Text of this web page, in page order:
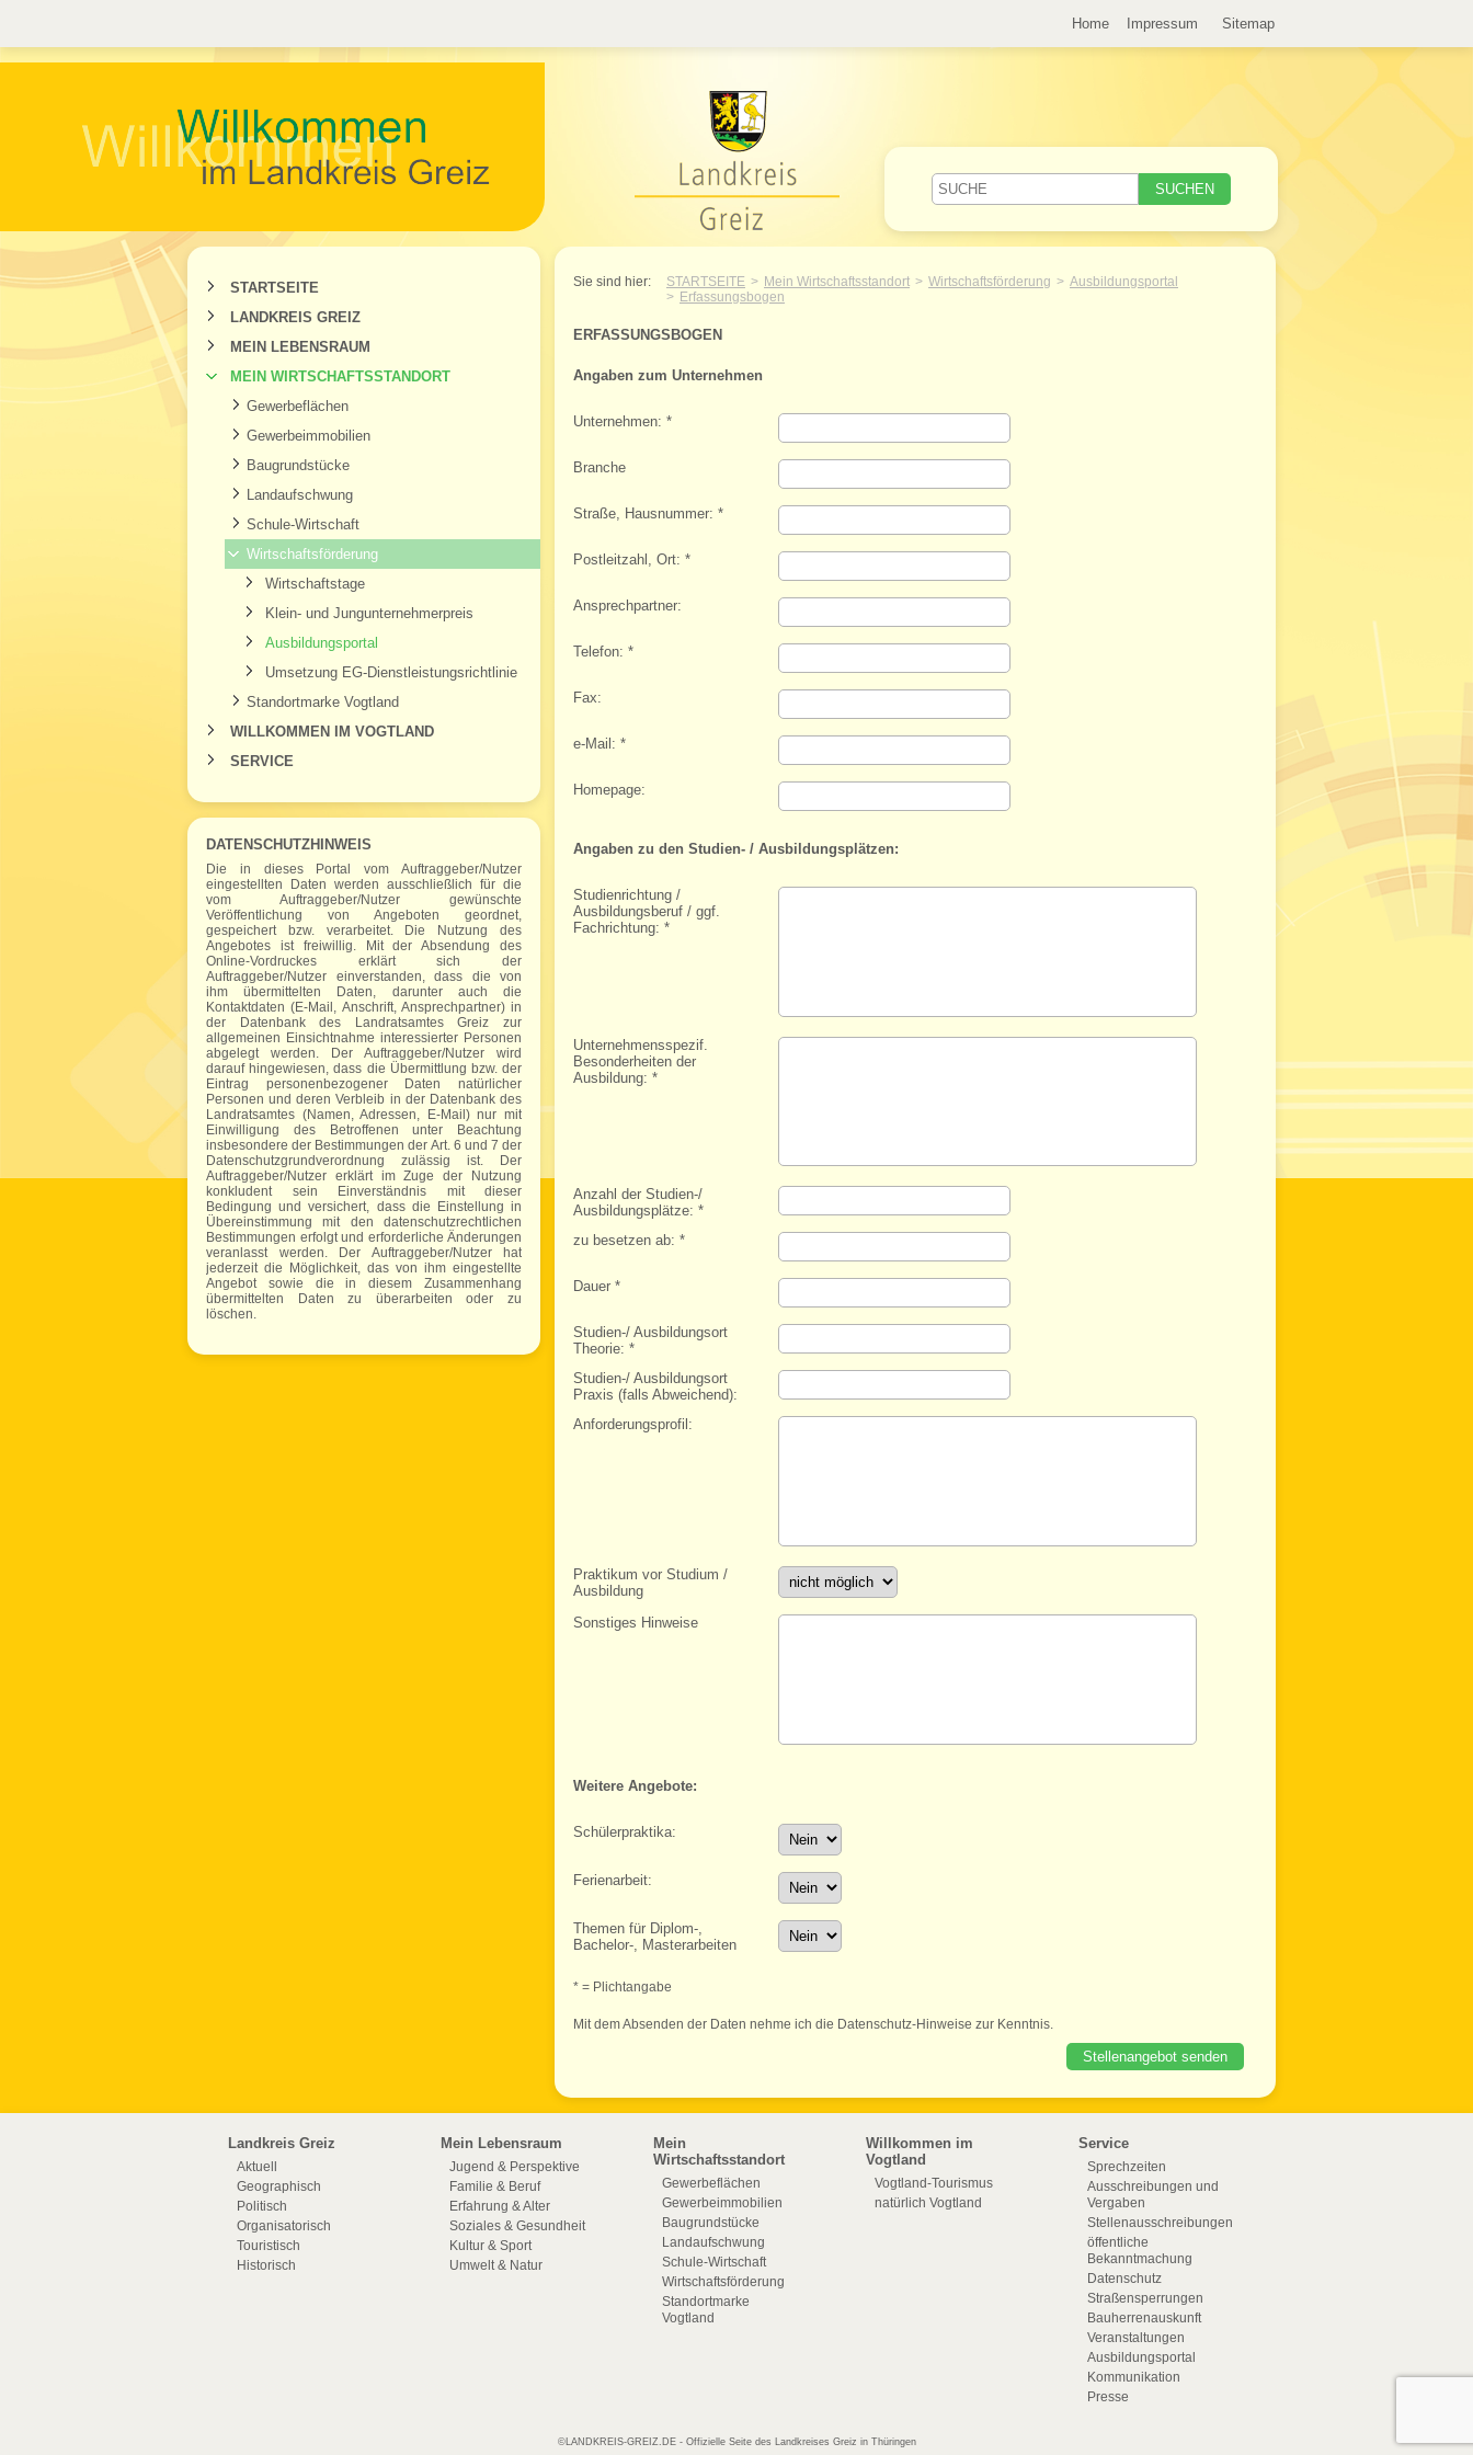
Home Impressum Sitemap
STARTSEITE
LANDKREIS GREIZ
MEIN LEBENSRAUM
MEIN WIRTSCHAFTSSTANDORT
Gewerbeflächen
Gewerbeimmobilien
Baugrundstücke
Landaufschwung
Schule-Wirtschaft
Wirtschaftsförderung
Wirtschaftstage
Klein- und Jungunternehmerpreis
Ausbildungsportal
Umsetzung EG-Dienstleistungsrichtlinie
Standortmarke Vogtland
WILLKOMMEN IM VOGTLAND
SERVICE
DATENSCHUTZHINWEIS
Die in dieses Portal vom Auftraggeber/Nutzer
eingestellten Daten werden ausschließlich für die
vom Auftraggeber/Nutzer gewünschte
Veröffentlichung von Angeboten geordnet,
gespeichert bzw. verarbeitet. Die Nutzung des
Angebotes ist freiwillig. Mit der Absendung des
Online-Vordruckes erklärt sich der
Auftraggeber/Nutzer einverstanden, dass die von
ihm übermittelten Daten, darunter auch die
Kontaktdaten (E-Mail, Anschrift, Ansprechpartner) in
der Datenbank des Landratsamtes Greiz zur
allgemeinen Einsichtnahme interessierter Personen
abgelegt werden. Der Auftraggeber/Nutzer wird
darauf hingewiesen, dass die Übermittlung bzw. der
Eintrag personenbezogener Daten natürlicher
Personen und deren Verbleib in der Datenbank des
Landratsamtes (Namen, Adressen, E-Mail) nur mit
Einwilligung des Betroffenen unter Beachtung
insbesondere der Bestimmungen der Art. 6 und 7 der
Datenschutzgrundverordnung zulässig ist. Der
Auftraggeber/Nutzer erklärt im Zuge der Nutzung
konkludent sein Einverständnis mit dieser
Bedingung und versichert, dass die Einstellung in
Übereinstimmung mit den datenschutzrechtlichen
Bestimmungen erfolgt und erforderliche Änderungen
veranlasst werden. Der Auftraggeber/Nutzer hat
jederzeit die Möglichkeit, das von ihm eingestellte
Angebot sowie die in diesem Zusammenhang
übermittelten Daten zu überarbeiten oder zu
löschen.
Sie sind hier: STARTSEITE Mein Wirtschaftsstandort Wirtschaftsförderung
Ausbildungsportal
Erfassungsbogen
ERFASSUNGSBOGEN
Angaben zum Unternehmen
Unternehmen: *
Branche
Straße, Hausnummer: *
Postleitzahl, Ort: *
Ansprechpartner:
Telefon: *
Fax:
e-Mail: *
Homepage:
Angaben zu den Studien- / Ausbildungsplätzen:
Studienrichtung /
Ausbildungsberuf / ggf.
Fachrichtung: *
Unternehmensspezif.
Besonderheiten der
Ausbildung: *
Anzahl der Studien-/
Ausbildungsplätze: *
zu besetzen ab: *
Dauer *
Studien-/ Ausbildungsort
Theorie: *
Studien-/ Ausbildungsort
Praxis (falls Abweichend):
Anforderungsprofil:
Praktikum vor Studium /
Ausbildung
Sonstiges Hinweise
Weitere Angebote:
Schülerpraktika:
Ferienarbeit:
Themen für Diplom-,
Bachelor-, Masterarbeiten
* = Plichtangabe
Mit dem Absenden der Daten nehme ich die Datenschutz-Hinweise zur Kenntnis.
Stellenangebot senden
Landkreis Greiz
Aktuell
Geographisch
Politisch
Organisatorisch
Touristisch
Historisch
Mein Lebensraum
Jugend & Perspektive
Familie & Beruf
Erfahrung & Alter
Soziales & Gesundheit
Kultur & Sport
Umwelt & Natur
Mein
Wirtschaftsstandort
Gewerbeflächen
Gewerbeimmobilien
Baugrundstücke
Landaufschwung
Schule-Wirtschaft
Wirtschaftsförderung
Standortmarke
Vogtland
Willkommen im
Vogtland
Vogtland-Tourismus
natürlich Vogtland
Service
Sprechzeiten
Ausschreibungen und
Vergaben
Stellenausschreibungen
öffentliche
Bekanntmachung
Datenschutz
Straßensperrungen
Bauherrenauskunft
Veranstaltungen
Ausbildungsportal
Kommunikation
Presse
©LANDKREIS-GREIZ.DE - Offizielle Seite des Landkreises Greiz in Thüringen